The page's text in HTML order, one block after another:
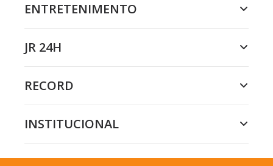
ENTRETENIMENTO
JR 24H
RECORD
INSTITUCIONAL